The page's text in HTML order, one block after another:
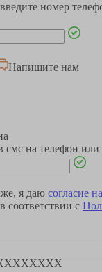
номер
Напишите нам
на телефон
я даю согласие
в соответствии с